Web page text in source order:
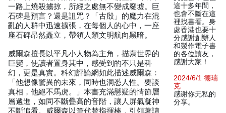
一路上燒殺擄掠，所經之處無不變成廢墟。巨
石碑是預言？還是詛咒？「古殷」的魔力在混
亂的人群中迅速擴張，在每個人的心中，一座
座石碑昂然矗立，帶領人類文明航向黑暗。
威爾森擅長以平凡小人物為主角，描寫世界的
巨變，使讀者置身其中，感受到的不只是科
幻，更是真實。科幻評論網如此描述威爾森：
「他想像驚異的未來，同時也洞悉人性。要談
真相，他絕不馬虎。」本書充滿懸疑的情節層
層遞進，如同不斷疊高的音階，讓人屏氣凝神
不斷追看。威爾森以筆代替指揮棒，引領著讀
這十多年間，
也會不斷在這
裡找書看。身
處香港也要十
分感謝創辦人
和製作電子書
的各位讀友，
感謝大家！
2024/6/1 德瑞
克
感谢你无私的
分享。